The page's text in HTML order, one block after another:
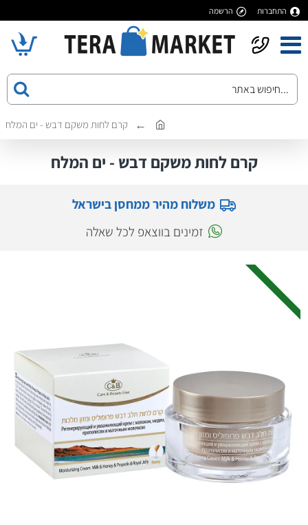
התחברות הרשמה
קרם לחות משקם דבש - ים המלח
קרם לחות משקם דבש - ים המלח
משלוח מהיר ממחסן בישראל
זמינים בווצאפ לכל שאלה